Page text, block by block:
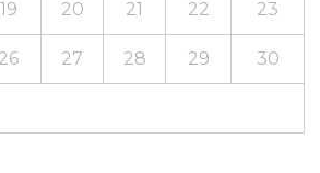
19 20 21 22 23
26 27 28 29 30